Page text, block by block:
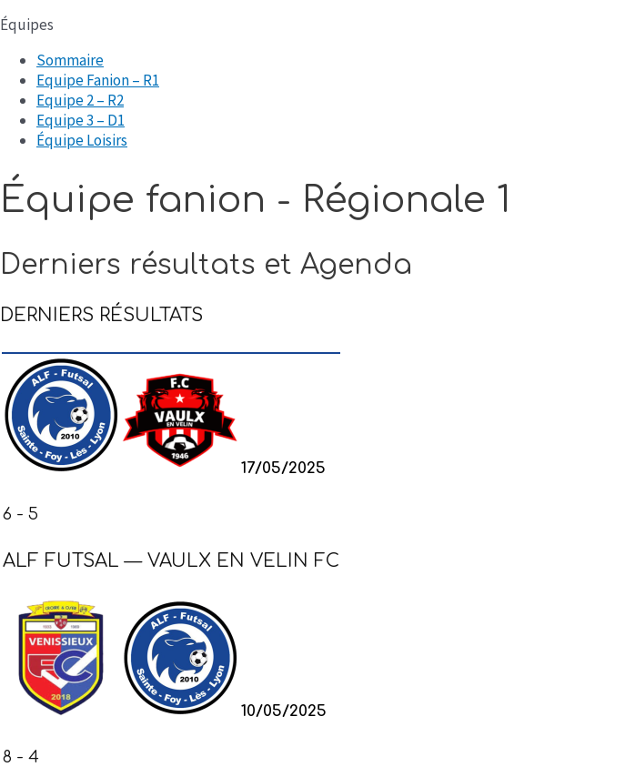
Équipes
Sommaire
Equipe Fanion – R1
Equipe 2 – R2
Equipe 3 – D1
Équipe Loisirs
Équipe fanion - Régionale 1
Derniers résultats et Agenda
DERNIERS RÉSULTATS
17/05/2025
6 - 5
ALF FUTSAL — VAULX EN VELIN FC
10/05/2025
8 - 4